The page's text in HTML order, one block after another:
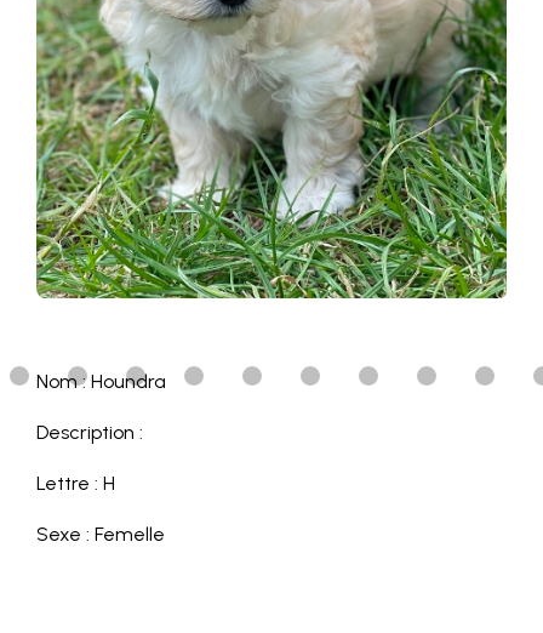
Nom : Houndra
Description :
Lettre : H
Sexe : Femelle